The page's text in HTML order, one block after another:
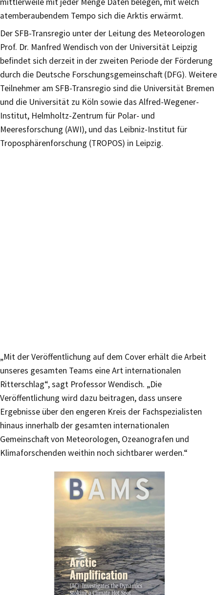
atemberaubendem Tempo sich die Arktis erwärmt.
Der SFB-Transregio unter der Leitung des Meteorologen
Prof. Dr. Manfred Wendisch von der Universität Leipzig
befindet sich derzeit in der zweiten Periode der Förderung
durch die Deutsche Forschungsgemeinschaft (DFG). Weitere
Teilnehmer am SFB-Transregio sind die Universität Bremen
und die Universität zu Köln sowie das Alfred-Wegener-
Institut, Helmholtz-Zentrum für Polar- und
Meeresforschung (AWI), und das Leibniz-Institut für
Troposphärenforschung (TROPOS) in Leipzig.
„Mit der Veröffentlichung auf dem Cover erhält die Arbeit
unseres gesamten Teams eine Art internationalen
Ritterschlag“, sagt Professor Wendisch. „Die
Veröffentlichung wird dazu beitragen, dass unsere
Ergebnisse über den engeren Kreis der Fachspezialisten
hinaus innerhalb der gesamten internationalen
Gemeinschaft von Meteorologen, Ozeanografen und
Klimaforschenden weithin noch sichtbarer werden.“